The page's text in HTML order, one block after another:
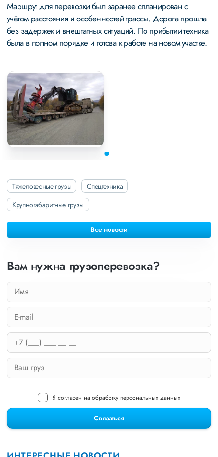
Маршрут для перевозки был заранее спланирован с
учётом расстояния и особенностей трассы. Дорога прошла
без задержек и внештатных ситуаций. По прибытии техника
была в полном порядке и готова к работе на новом участке.
Тяжеловесные грузы
Спецтехника
Крупногабаритные грузы
Все новости
Вам нужна грузоперевозка?
Связаться
Я согласен на обработку персональных данных